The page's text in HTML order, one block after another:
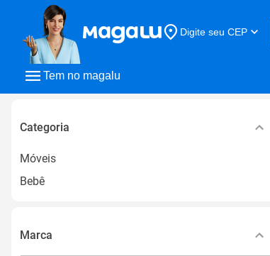
Tem no magalu
Digite seu CEP
Categoria
Móveis
Bebê
Marca